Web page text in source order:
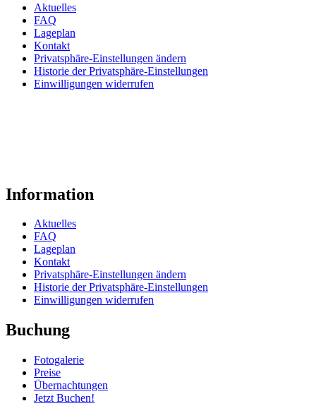
Aktuelles
FAQ
Lageplan
Kontakt
Privatsphäre-Einstellungen ändern
Historie der Privatsphäre-Einstellungen
Einwilligungen widerrufen
Information
Aktuelles
FAQ
Lageplan
Kontakt
Privatsphäre-Einstellungen ändern
Historie der Privatsphäre-Einstellungen
Einwilligungen widerrufen
Buchung
Fotogalerie
Preise
Übernachtungen
Jetzt Buchen!